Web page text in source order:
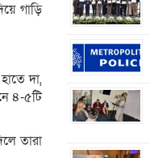
গাড়ি
দা,
৪-৫টি
তারা